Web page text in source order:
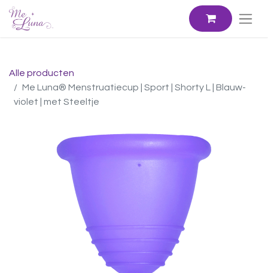
Alle producten
Me Luna® Menstruatiecup | Sport | Shorty L | Blauw-
violet | met Steeltje